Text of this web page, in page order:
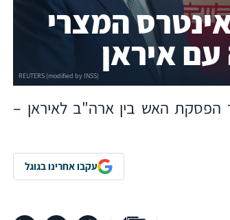
המצרי
איראן
הפסקת האש בין ארה"ב לאיראן –
עקבו אחרינו בגוגל